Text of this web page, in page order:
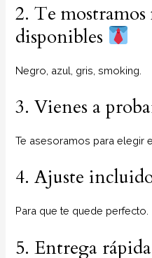
2. Te mostramos
disponibles
Negro, azul, gris, smoking.
3. Vienes a
Te asesoramos para elegir
4. Ajuste
Para que te quede perfecto.
5. Entrega rápida